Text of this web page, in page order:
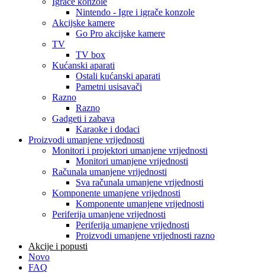
Nintendo - Igre i igrače konzole
Akcijske kamere
Go Pro akcijske kamere
TV
TV box
Kućanski aparati
Ostali kućanski aparati
Pametni usisavači
Razno
Razno
Gadgeti i zabava
Karaoke i dodaci
Proizvodi umanjene vrijednosti
Monitori i projektori umanjene vrijednosti
Monitori umanjene vrijednosti
Računala umanjene vrijednosti
Sva računala umanjene vrijednosti
Komponente umanjene vrijednosti
Komponente umanjene vrijednosti
Periferija umanjene vrijednosti
Periferija umanjene vrijednosti
Proizvodi umanjene vrijednosti razno
Akcije i popusti
Novo
FAQ